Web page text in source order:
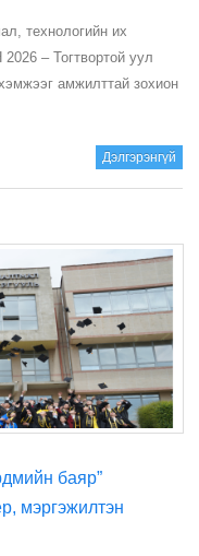
технологийн их
– Тогтвортой уул
амжилттай зохион
Дэлгэрэнгүй
баяр”
мэргэжилтэн